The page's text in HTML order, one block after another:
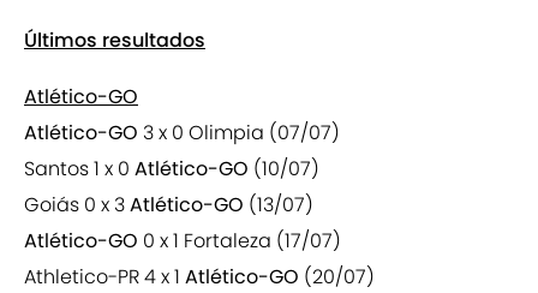
Últimos resultados
Atlético-GO
Atlético-GO 3 x 0 Olimpia (07/07)
Santos 1 x 0 Atlético-GO (10/07)
Goiás 0 x 3Atlético-GO (13/07)
Atlético-GO 0 x 1 Fortaleza (17/07)
Athletico-PR 4 x 1 Atlético-GO (20/07)